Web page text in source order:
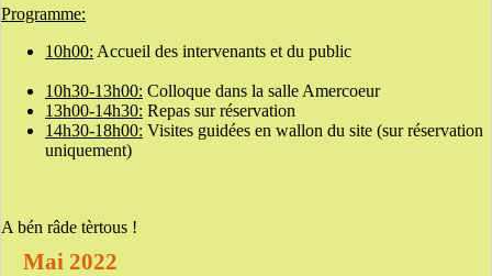
Programme:
10h00: Accueil des intervenants et du public
10h30-13h00: Colloque dans la salle Amercoeur
13h00-14h30: Repas sur réservation
14h30-18h00: Visites guidées en wallon du site (sur réservation
uniquement)
A bén râde tèrtous !
Mai 2022